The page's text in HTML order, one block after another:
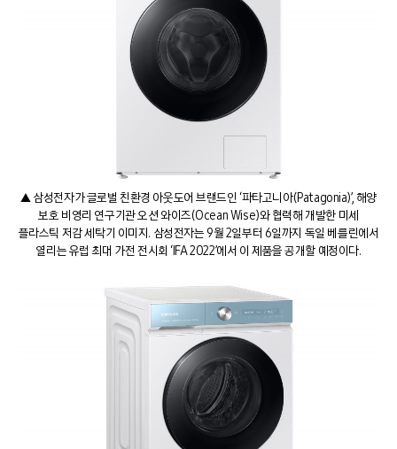
▲ 삼성전자가 글로벌 친환경 아웃도어 브랜드인 ‘파타고니아(Patagonia)’, 해양
보호 비영리 연구기관 오션 와이즈(Ocean Wise)와 협력해 개발한 미세
플라스틱 저감 세탁기 이미지. 삼성전자는 9월 2일부터 6일까지 독일 베를린에서
열리는 유럽 최대 가전 전시회 ‘IFA 2022’에서 이 제품을 공개할 예정이다.